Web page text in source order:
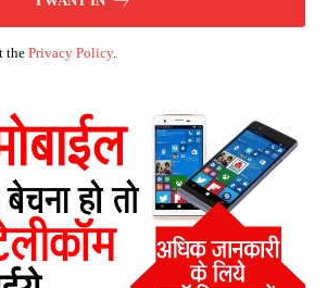
thePrivacy Policy.